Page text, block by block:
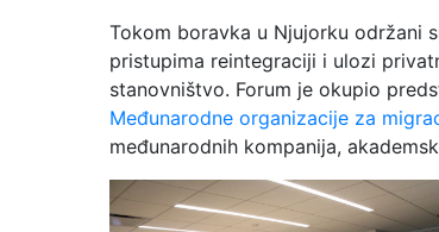
Tokom boravka u Njujorku održani
pristupima reintegraciji i ulozi
stanovništvo. Forum je okupio
Međunarodne organizacije za
međunarodnih kompanija,